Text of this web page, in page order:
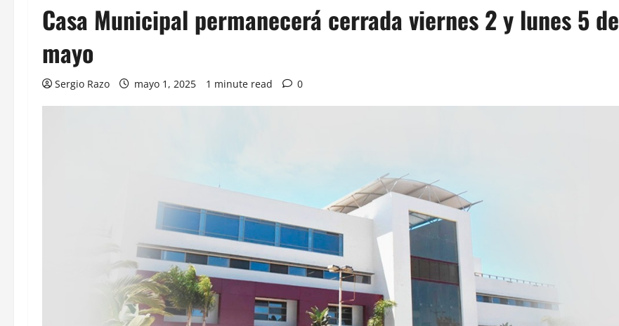
Casa Municipal permanecerá cerrada viernes 2 y lunes 5 de
mayo
Sergio Razo mayo 1, 2025 1 minute read 0